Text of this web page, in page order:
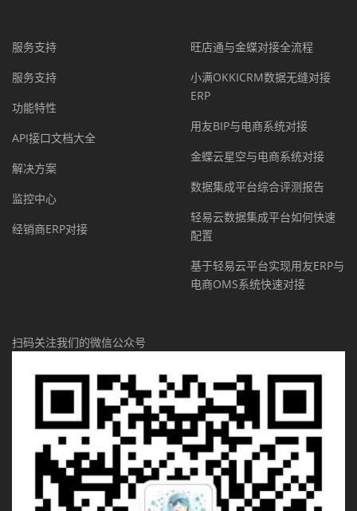
服务支持
服务支持
功能特性
API接口文档大全
解决方案
监控中心
经销商ERP对接
旺店通与金蝶对接全流程
小满OKKICRM数据无缝对接
ERP
用友BIP与电商系统对接
金蝶云星空与电商系统对接
数据集成平台综合评测报告
轻易云数据集成平台如何快速
配置
基于轻易云平台实现用友ERP与
电商OMS系统快速对接
扫码关注我们的微信公众号